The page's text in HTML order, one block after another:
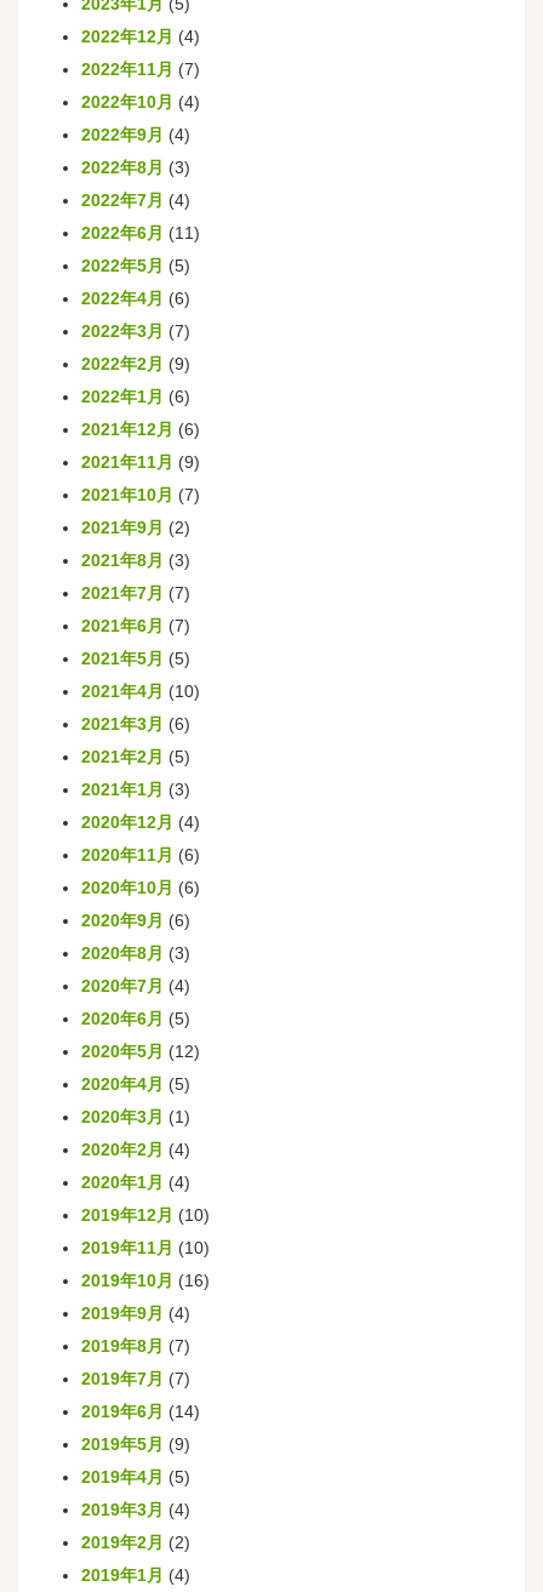
2023年1月 (5)
2022年12月 (4)
2022年11月 (7)
2022年10月 (4)
2022年9月 (4)
2022年8月 (3)
2022年7月 (4)
2022年6月 (11)
2022年5月 (5)
2022年4月 (6)
2022年3月 (7)
2022年2月 (9)
2022年1月 (6)
2021年12月 (6)
2021年11月 (9)
2021年10月 (7)
2021年9月 (2)
2021年8月 (3)
2021年7月 (7)
2021年6月 (7)
2021年5月 (5)
2021年4月 (10)
2021年3月 (6)
2021年2月 (5)
2021年1月 (3)
2020年12月 (4)
2020年11月 (6)
2020年10月 (6)
2020年9月 (6)
2020年8月 (3)
2020年7月 (4)
2020年6月 (5)
2020年5月 (12)
2020年4月 (5)
2020年3月 (1)
2020年2月 (4)
2020年1月 (4)
2019年12月 (10)
2019年11月 (10)
2019年10月 (16)
2019年9月 (4)
2019年8月 (7)
2019年7月 (7)
2019年6月 (14)
2019年5月 (9)
2019年4月 (5)
2019年3月 (4)
2019年2月 (2)
2019年1月 (4)